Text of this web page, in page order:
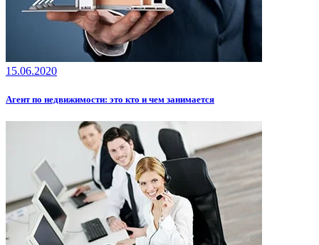
15.06.2020
Агент по недвижимости: это кто и чем занимается